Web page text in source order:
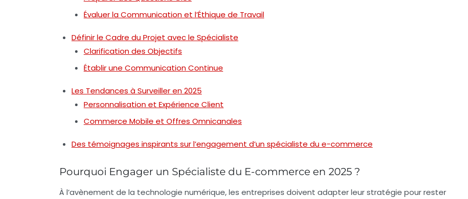
Évaluer la Communication et l’Éthique de Travail
Définir le Cadre du Projet avec le Spécialiste
Clarification des Objectifs
Établir une Communication Continue
Les Tendances à Surveiller en 2025
Personnalisation et Expérience Client
Commerce Mobile et Offres Omnicanales
Des témoignages inspirants sur l’engagement d’un spécialiste du e-commerce
Pourquoi Engager un Spécialiste du E-commerce en 2025 ?
À l’avènement de la technologie numérique, les entreprises doivent adapter leur stratégie pour rester